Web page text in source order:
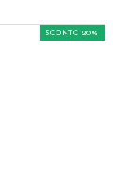
SCONTO 20%